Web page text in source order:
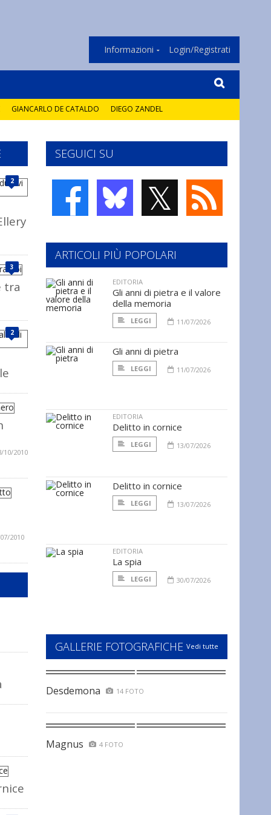
Informazioni Login/Registrati
GIANCARLO DE CATALDO DIEGO ZANDEL
SEGUICI SU
𝕏
2
3
tra
2
10/2010
2010
ARTICOLI PIÙ POPOLARI
EDITORIA
Gli anni di pietra e il valore
della memoria
LEGGI 11/07/2026
Gli anni di pietra
LEGGI 11/07/2026
EDITORIA
Delitto in cornice
LEGGI 13/07/2026
Delitto in cornice
LEGGI 13/07/2026
EDITORIA
La spia
LEGGI 30/07/2026
GALLERIE FOTOGRAFICHE Vedi tutte
Desdemona 14 FOTO
Magnus 4 FOTO